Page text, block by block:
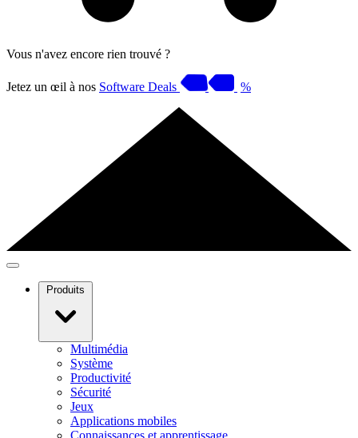
Vous n'avez encore rien trouvé ?
Jetez un œil à nos Software Deals %
Produits
Multimédia
Système
Productivité
Sécurité
Jeux
Applications mobiles